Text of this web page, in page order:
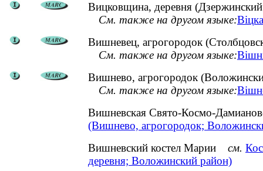
Вицковщина, деревня
См. также на другом языке:
Вишневец, агрогородок
См. также на другом языке:
Вишнево, агрогородок
См. также на другом языке:
Вишневская Свято-Космо-
(Вишнево, агрогородок;
Вишневский костел Марии см.
деревня; Воложинский район)